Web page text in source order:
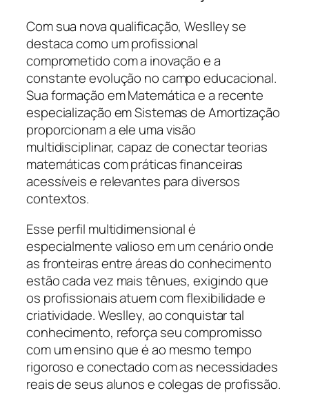
Com sua nova qualificação, Weslley se
destaca como um profissional
comprometido com a inovação e a
constante evolução no campo educacional.
Sua formação em Matemática e a recente
especialização em Sistemas de Amortização
proporcionam a ele uma visão
multidisciplinar, capaz de conectar teorias
matemáticas com práticas financeiras
acessíveis e relevantes para diversos
contextos.
Esse perfil multidimensional é
especialmente valioso em um cenário onde
as fronteiras entre áreas do conhecimento
estão cada vez mais tênues, exigindo que
os profissionais atuem com flexibilidade e
criatividade. Weslley, ao conquistar tal
conhecimento, reforça seu compromisso
com um ensino que é ao mesmo tempo
rigoroso e conectado com as necessidades
reais de seus alunos e colegas de profissão.